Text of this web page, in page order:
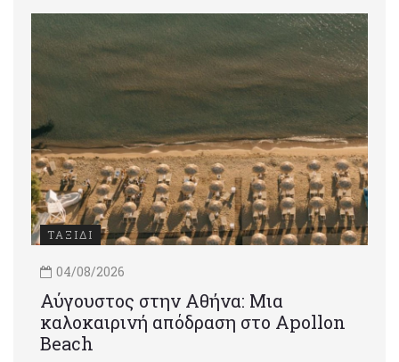
ΤΑΞΙΔΙ
04/08/2026
Αύγουστος στην Αθήνα: Μια
καλοκαιρινή απόδραση στο Apollon
Beach